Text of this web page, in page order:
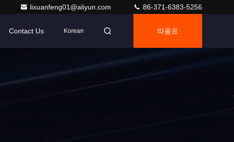
lixuanfeng01@aliyun.com 86-371-6383-5256
Contact Us Korean 따옴표